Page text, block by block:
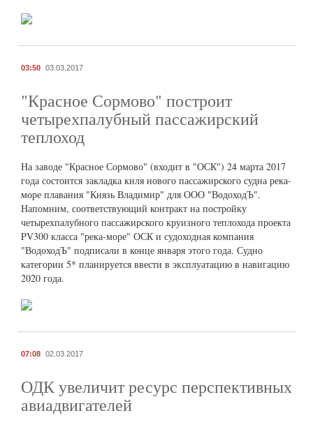
03:50 03.03.2017
"Красное Сормово" построит
четырехпалубный пассажирский
теплоход
На заводе "Красное Сормово" (входит в "ОСК") 24 марта 2017
года состоится закладка киля нового пассажирского судна река-
море плавания "Князь Владимир" для ООО "ВодоходЪ".
Напомним, соответствующий контракт на постройку
четырехпалубного пассажирского круизного теплохода проекта
PV300 класса "река-море" ОСК и судоходная компания
"ВодоходЪ" подписали в конце января этого года. Судно
категории 5* планируется ввести в эксплуатацию в навигацию
2020 года.
07:08 02.03.2017
ОДК увеличит ресурс перспективных
авиадвигателей